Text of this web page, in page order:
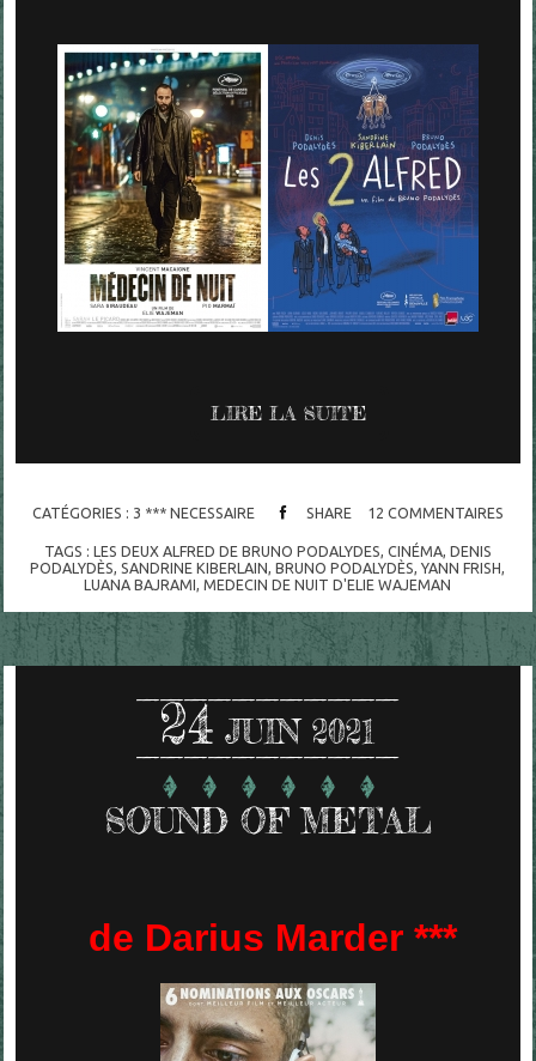
LIRE LA SUITE
CATÉGORIES : 3 *** NECESSAIRE SHARE 12 COMMENTAIRES
TAGS : LES DEUX ALFRED DE BRUNO PODALYDES, CINÉMA, DENIS
PODALYDÈS,SANDRINE KIBERLAIN,BRUNO PODALYDÈS,YANN FRISH,
LUANA BAJRAMI,MEDECIN DE NUIT D'ELIE WAJEMAN
24 JUIN 2021
SOUND OF METAL
de Darius Marder ***